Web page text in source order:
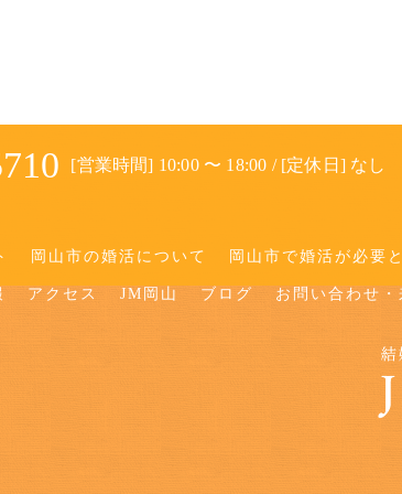
[営業時間] 10:00 〜 18:00 / [定休日] なし
岡山市の婚活について 岡山市で婚活が必要
アクセス JM岡山 ブログ お問い合わせ